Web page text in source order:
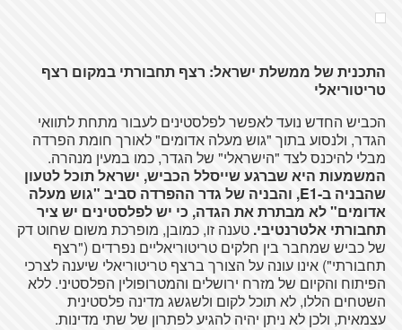
התכנית של ממשלת ישראל: רצף תחבורתי במקום רצף
טריטוריאלי
הכביש החדש נועד לאפשר לפלסטינים לעבור מתחת לתוואי
הגדר, ולנסוע בתוך "גוש מעלה אדומים" לאורך חומת הפרדה
מבלי להיכנס לצד "הישראלי" של הגדר, כמו במעין מנהרה.
המשמעות היא שברגע שייסלל הכביש, ישראל תוכל לטעון
שהבניה ב-E1, והבניה של גדר ההפרדה סביב "גוש מעלה
אדומים" לא מבתרת את הגדה, כי יש לפלסטינים יש ציר
תחבורתי אלטרנטיבי. טענה זו, כמובן, מופרכת משום שחוט דק
של כביש שמחבר בין חלקים טריטוריאליים נפרדים ("רצף
תחבורתי") אינו עונה על הצורך ברצף טריטוריאלי שיענה לצרכי
הפיתוח והקיום של מזרח ירושלים והמטרופולין הפלסטיני. ללא
השטחים הללו, לא תוכל לקום ולשגשג מדינה פלסטינית
עצמאית, ולכן לא ניתן יהיה להגיע לפתרון של שתי מדינות.